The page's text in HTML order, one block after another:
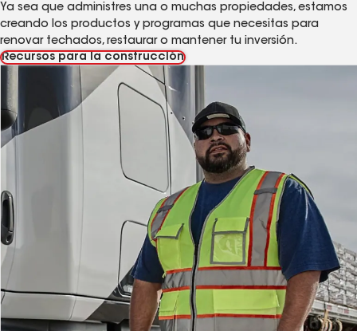
Ya sea que administres una o muchas propiedades, estamos
creando los productos y programas que necesitas para
renovar techados, restaurar o mantener tu inversión.
Recursos para la construcción